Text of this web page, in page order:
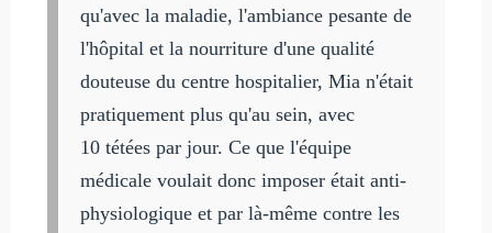
qu'avec la maladie, l'ambiance pesante de
l'hôpital et la nourriture d'une qualité
douteuse du centre hospitalier, Mia n'était
pratiquement plus qu'au sein, avec
10 tétées par jour. Ce que l'équipe
médicale voulait donc imposer était anti-
physiologique et par là-même contre les